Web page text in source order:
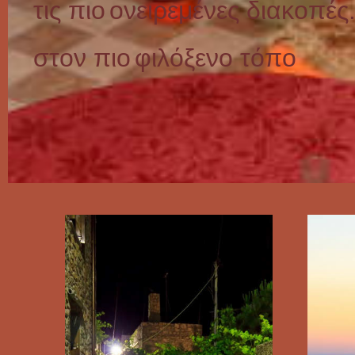
τις πιοονειρεμένες
στον πιοφιλόξενο τόπο